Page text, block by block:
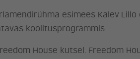
esimees Kalev
koolitusprogrammis.
House kutsel. Freedom